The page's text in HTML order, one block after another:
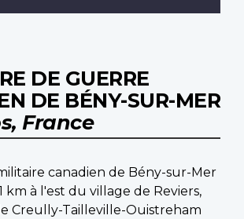
DE GUERRE
DE BÉNY-SUR-MER
France
canadien de Bény-sur-Mer
km à l'est du village de Reviers,
Creully-Tailleville-Ouistreham